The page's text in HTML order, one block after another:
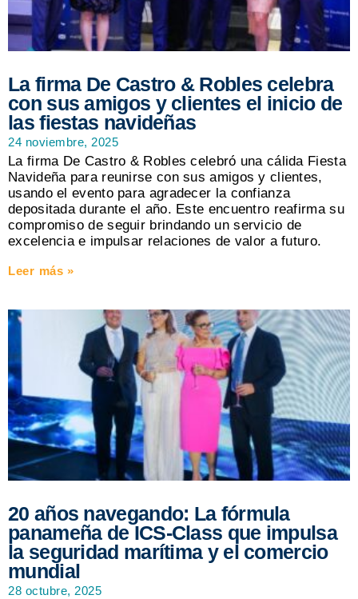
La firma De Castro & Robles celebra
con sus amigos y clientes el inicio de
las fiestas navideñas
24 noviembre, 2025
La firma De Castro & Robles celebró una cálida Fiesta
Navideña para reunirse con sus amigos y clientes,
usando el evento para agradecer la confianza
depositada durante el año. Este encuentro reafirma su
compromiso de seguir brindando un servicio de
excelencia e impulsar relaciones de valor a futuro.
Leer más »
20 años navegando: La fórmula
panameña de ICS-Class que impulsa
la seguridad marítima y el comercio
mundial
28 octubre, 2025